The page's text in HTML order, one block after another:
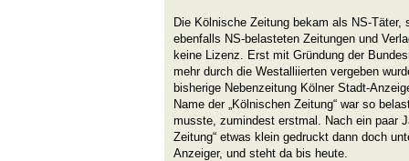
Die Kölnische Zeitung bekam als NS-Täter,
ebenfalls NS-belasteten Zeitungen und
keine Lizenz. Erst mit Gründung der
mehr durch die Westalliierten vergeben
bisherige Nebenzeitung Kölner Stadt-
Name der „Kölnischen Zeitung“ war so
musste, zumindest erstmal. Nach ein paar
Zeitung“ etwas klein gedruckt dann doch
Anzeiger, und steht da bis heute.